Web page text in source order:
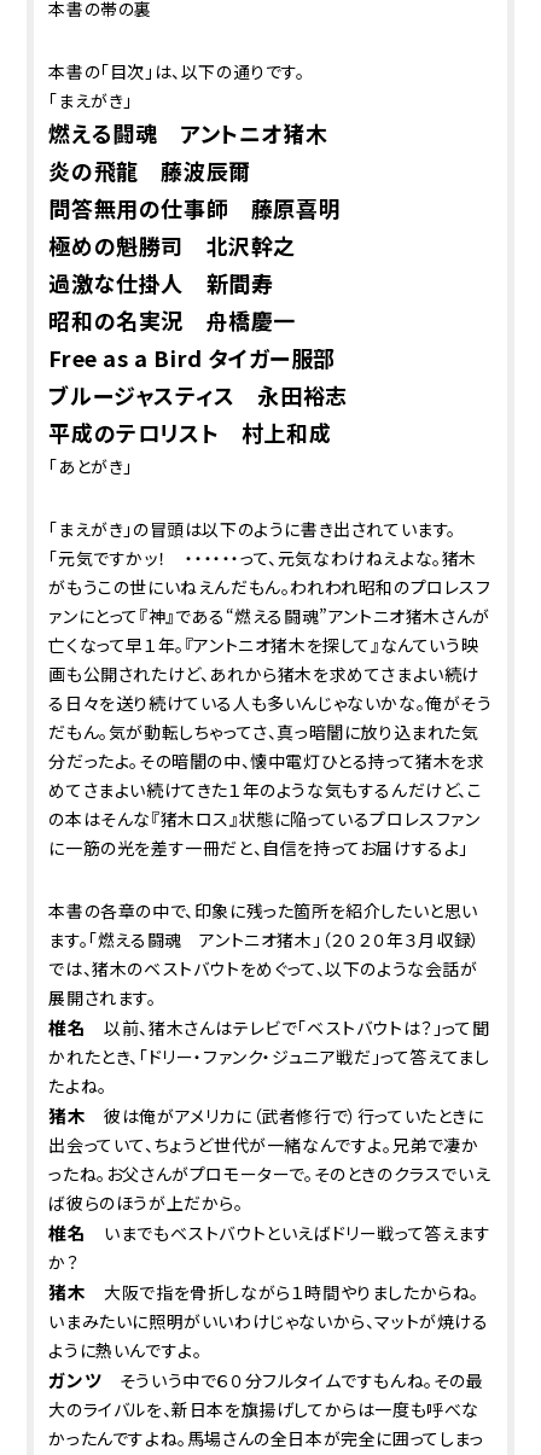
本書の帯の裏
本書の「目次」は、以下の通りです。
「まえがき」
燃える闘魂 アントニオ猪木
炎の飛龍 藤波辰爾
問答無用の仕事師 藤原喜明
極めの魁勝司 北沢幹之
過激な仕掛人 新間寿
昭和の名実況 舟橋慶一
Free as a Bird タイガー服部
ブルージャスティス 永田裕志
平成のテロリスト 村上和成
「あとがき」
「まえがき」の冒頭は以下のように書き出されています。
「元気ですか――ッ！ ・・・・・・って、元気なわけねえよな。猪木
がもうこの世にいねえんだもん。われわれ昭和のプロレスフ
ァンにとって『神』である“燃える闘魂”アントニオ猪木さんが
亡くなって早１年。『アントニオ猪木を探して』なんていう映
画も公開されたけど、あれから猪木を求めてさまよい続け
る日々を送り続けている人も多いんじゃないかな。俺がそう
だもん。気が動転しちゃってさ、真っ暗闇に放り込まれた気
分だったよ。その暗闇の中、懐中電灯ひとる持って猪木を求
めてさまよい続けてきた１年のような気もするんだけど、こ
の本はそんな『猪木ロス』状態に陥っているプロレスファン
に一筋の光を差す一冊だと、自信を持ってお届けするよ」
本書の各章の中で、印象に残った箇所を紹介したいと思い
ます。「燃える闘魂 アントニオ猪木」（２０２０年３月収録）
では、猪木のベストバウトをめぐって、以下のような会話が
展開されます。
椎名
以前、猪木さんはテレビで「ベストバウトは？」って聞
かれたとき、「ドリー・ファンク・ジュニア戦だ」って答えてまし
たよね。
猪木 彼は俺がアメリカに（武者修行で）行っていたときに
出会っていて、ちょうど世代が一緒なんですよ。兄弟で凄か
ったね。お父さんがプロモーターで。そのときのクラスでいえ
ば彼らのほうが上だから。
椎名
いまでもベストバウトといえばドリー戦って答えます
か？
猪木 大阪で指を骨折しながら１時間やりましたからね。
いまみたいに照明がいいわけじゃないから、マットが焼ける
ように熱いんですよ。
ガンツ そういう中で６０分フルタイムですもんね。その最
大のライバルを、新日本を旗揚げしてからは一度も呼べな
かったんですよね。馬場さんの全日本が完全に囲ってしまっ